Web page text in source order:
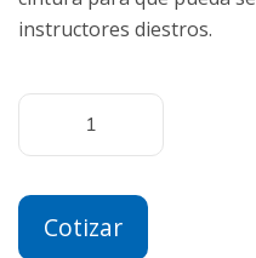
instructores diestros.
Cotizar